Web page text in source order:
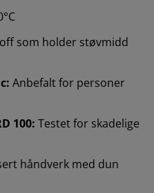
som holder støvmidd
Anbefalt for personer
100: Testet for skadelige
håndverk med dun
din